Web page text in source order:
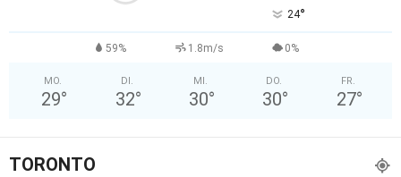
24°
59% 1.8m/s 0%
MO.
29°
DI.
32°
MI.
30°
DO.
30°
FR.
27°
TORONTO